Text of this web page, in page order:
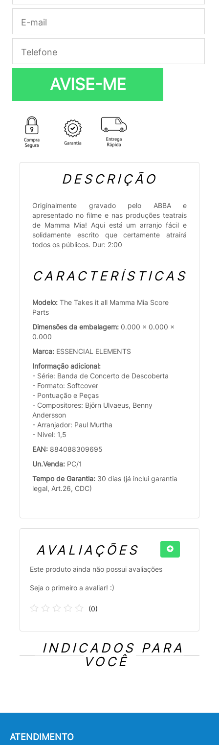
AVISE-ME
DESCRIÇÃO
Originalmente gravado pelo ABBA e
apresentado no filme e nas produções teatrais
de Mamma Mia! Aqui está um arranjo fácil e
solidamente escrito que certamente atrairá
todos os públicos. Dur: 2:00
CARACTERÍSTICAS
Modelo: The Takes it all Mamma Mia Score
Parts
Dimensões da embalagem: 0.000 x 0.000 x
0.000
Marca: ESSENCIAL ELEMENTS
Informação adicional:
- Série: Banda de Concerto de Descoberta
- Formato: Softcover
- Pontuação e Peças
- Compositores: Björn Ulvaeus, Benny
Andersson
- Arranjador: Paul Murtha
- Nível: 1,5
EAN: 884088309695
Un.Venda: PC/1
Tempo de Garantia: 30 dias (já inclui garantia
legal, Art.26, CDC)
AVALIAÇÕES
Este produto ainda não possui avaliações
Seja o primeiro a avaliar! :)
(0)
INDICADOS PARA
VOCÊ
ATENDIMENTO